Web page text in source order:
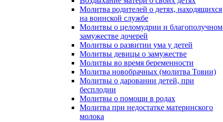
Молитва родителей о детях, находящихся
на воинской службе
Молитвы о целомудрии и благополучном
замужестве дочерей
Молитвы о развитии ума у детей
Молитвы девицы о замужестве
Молитвы во время беременности
Молитва новобрачных (молитва Товии)
Молитвы о даровании детей, при
бесплодии
Молитвы о помощи в родах
Молитва при недостатке материнского
молока